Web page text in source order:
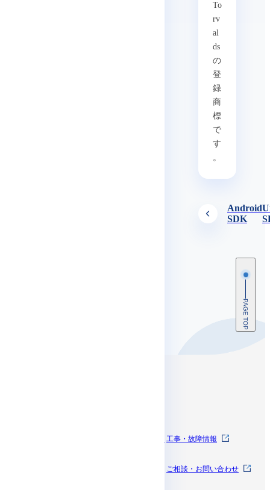
To
rv
al
ds
の
登
録
商
標
で
す
。
Android
SDK
PAGE TOP
工事・故障情報
ご相談・お問い合わせ